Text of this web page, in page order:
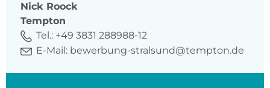
Nick Roock
Tempton
Tel.: +49 3831 288988-12
E-Mail: bewerbung-stralsund@tempton.de